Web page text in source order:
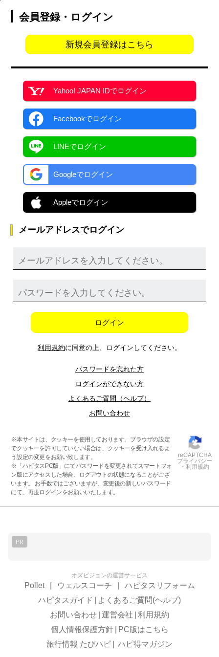
会員登録・ログイン
新規会員登録はこちら
Yahoo! JAPAN IDでログイン
Facebookでログイン
LINEでログイン
Googleでログイン
Appleでログイン
メールアドレスでログイン
ログイン
利用規約に同意の上、ログインしてください。
パスワードを忘れた方
ログインができない方
よくあるご質問（ヘルプ）
お問い合わせ
※本サイトは、クッキーを使用しております。ブラウザの設定
でクッキーを許可していない場合は、クッキーを受け入れるよ
う設定の変更をお願い致します。
※「ハピタスPC版」にてパスワードを変更されてスマートフォ
ン版にアクセスした場合、ログアウトの状態になることがござ
います。 お手数ではございますが、変更後の新しいパスワード
にて、再度ログインをお願いいたします。
reCAPTCHA
プライバシー
・利用規約
PR
オズビジョンの運営サービス
Pollet ウェルスコーチ
ハピタスリフォーム
ハピタスガイド
よくあるご質問(ヘルプ)
お問い合わせ 運営会社
利用規約
個人情報保護方針
PC版はこちら
旅行情報 たびハピ
ハピ得マガジン